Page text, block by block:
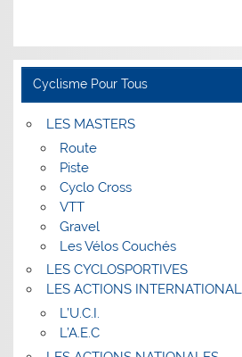
Cyclisme Pour Tous
LES MASTERS
Route
Piste
Cyclo Cross
VTT
Gravel
Les Vélos Couchés
LES CYCLOSPORTIVES
LES ACTIONS
L’U.C.I.
L’A.E.C